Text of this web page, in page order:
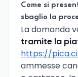
Come si
sbaglio la
La domanda
tramite la
https://
ammesse